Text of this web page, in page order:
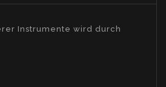
Instrumente wird durch